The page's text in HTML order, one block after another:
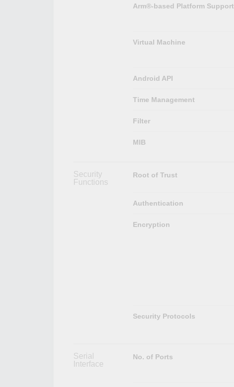
Arm®-based Platform Support
Virtual Machine
Android API
Time Management
Filter
MIB
Security
Functions
Root of Trust
Authentication
Encryption
Security Protocols
Serial
Interface
No. of Ports